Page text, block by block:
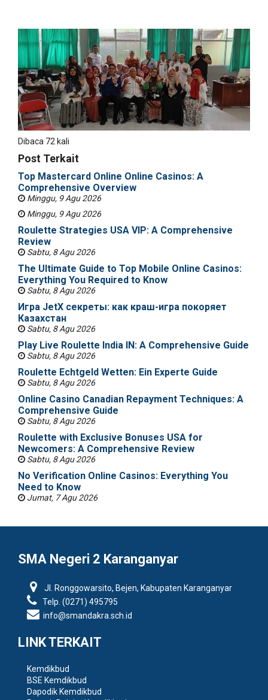
Dibaca 72 kali
Post Terkait
Top Mastercard Online Online Casinos: A
Comprehensive Overview
Minggu, 9 Agu 2026
Minggu, 9 Agu 2026
Roulette Strategies USA VIP: A Comprehensive
Review
Sabtu, 8 Agu 2026
The Ultimate Guide to Top Mobile Online Casinos:
Everything You Required to Know
Sabtu, 8 Agu 2026
Игра JetX секреты: как краш-игра покоряет
Казахстан
Sabtu, 8 Agu 2026
Play Live Roulette India IN: A Comprehensive Guide
Sabtu, 8 Agu 2026
Roulette Echtgeld Wetten: Ein Experte Guide
Sabtu, 8 Agu 2026
Online Casino Canadian Repayment Techniques: A
Comprehensive Guide
Sabtu, 8 Agu 2026
Roulette with Exclusive Bonuses USA for
Newcomers: A Comprehensive Review
Sabtu, 8 Agu 2026
No Verification Online Casinos: Everything You
Need to Know
Jumat, 7 Agu 2026
SMA Negeri 2 Karanganyar
Jl. Ronggowarsito, Bejen, Kabupaten Karanganyar
Telp. (0271) 495795
info@smandakra.sch.id
LINK TERKAIT
Kemdikbud
BSE Kemdikbud
Dapodik Kemdikbud